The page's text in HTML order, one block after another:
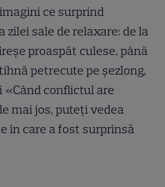
ce surprind
zilei sale de relaxare: de la
proaspăt culese, până
petrecute pe șezlong,
conflictul are
mai jos, puteți vedea
în care a fost surprinsă